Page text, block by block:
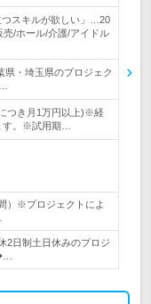
つスキルが欲しい」…20
/ホール/介護/アイドル
県・埼玉県のプロジェク
つき月1万円以上)※経
す。※試用期…
）※プロジェクトによ
日制土日休みのプロジ